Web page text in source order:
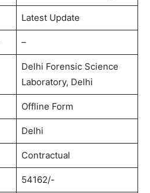
Latest Update
–
Delhi Forensic Science
Laboratory, Delhi
Offline Form
Delhi
Contractual
54162/-